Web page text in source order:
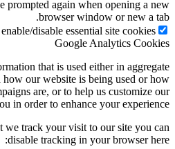
be prompted again when opening a
browser window or new a
to enable/disable essential site
Google Analytics
information that is used either in
how our website is being used or
are, or to help us
you in order to enhance your
that we track your visit to our site you
disable tracking in your browser